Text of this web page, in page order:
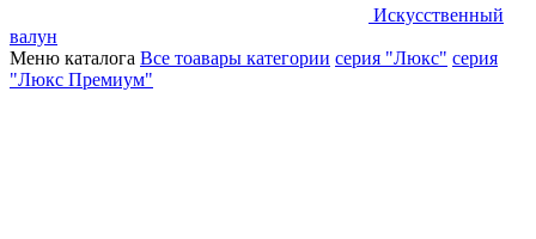
Искусственный
валун
Меню каталога Все тоавары категории серия "Люкс" серия
"Люкс Премиум"